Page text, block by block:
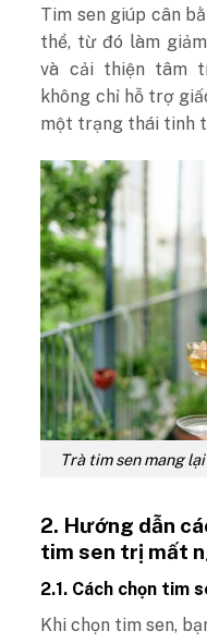
Tim sen giúp cân
thể, từ đó làm
và cải thiện tâm
không chỉ hỗ trợ
một trạng thái tinh
Trà tim sen mang
2. Hướng dẫn
tim sen trị mất
2.1. Cách chọn tim
Khi chọn tim sen,